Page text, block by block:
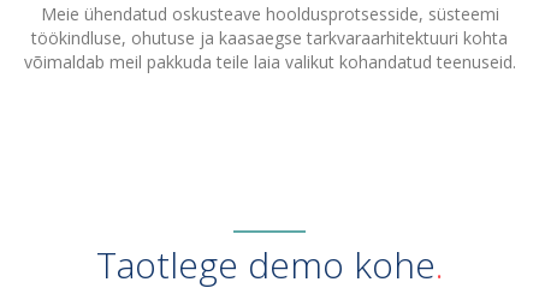
Meie ühendatud oskusteave hooldusprotsesside, süsteemi
töökindluse, ohutuse ja kaasaegse tarkvaraarhitektuuri kohta
võimaldab meil pakkuda teile laia valikut kohandatud teenuseid.
Taotlege demo kohe